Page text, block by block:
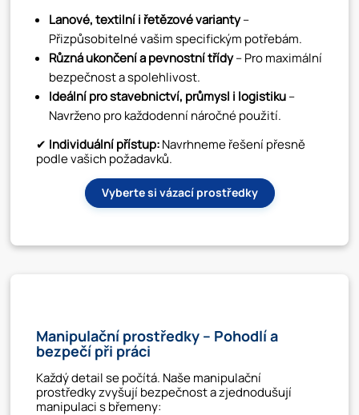
Lanové, textilní i řetězové varianty–
Přizpůsobitelné vašim specifickým potřebám.
Různá ukončení a pevnostní třídy– Pro maximální
bezpečnost a spolehlivost.
Ideální pro stavebnictví, průmysl i logistiku–
Navrženo pro každodenní náročné použití.
✔ Individuální přístup:Navrhneme řešení přesně
podle vašich požadavků.
Vyberte si vázací prostředky
Manipulační prostředky – Pohodlí a
bezpečí při práci
Každý detail se počítá. Naše manipulační
prostředky zvyšují bezpečnost a zjednodušují
manipulaci s břemeny: